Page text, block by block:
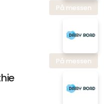
På messen
På messen